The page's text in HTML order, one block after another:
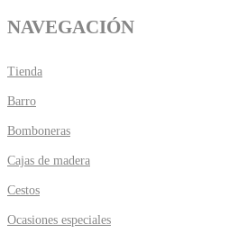
NAVEGACIÓN
Tienda
Barro
Bomboneras
Cajas de madera
Cestos
Ocasiones especiales